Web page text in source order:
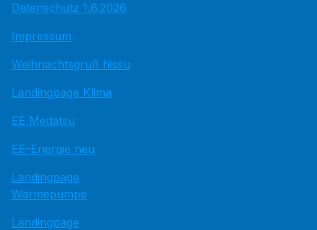
Datenschutz 1.6.2026
Impressum
Weihnachtsgruß hissu
Landingpage Klima
EE Medatsu
EE-Energie neu
Landingpage
Wärmepumpe
Landingpage